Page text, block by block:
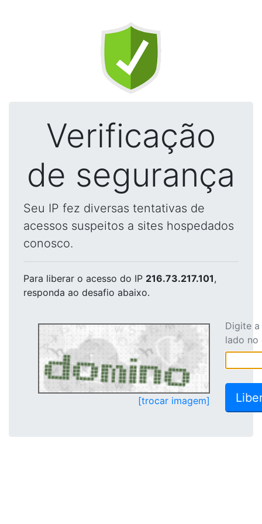
Verificação
de segurança
Seu IP fez diversas tentativas de
acessos suspeitos a sites hospedados
conosco.
Para liberar o acesso do IP 216.73.217.101,
responda ao desafio abaixo.
[trocar imagem]
Digite
lado no